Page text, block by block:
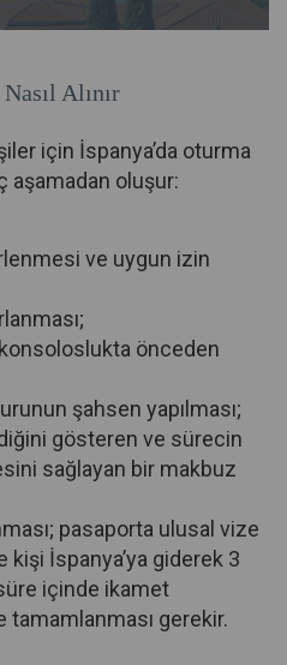
Alınır
için İspanya’da oturma
aşamadan oluşur:
ve uygun izin
önceden
şahsen yapılması;
gösteren ve sürecin
sağlayan bir makbuz
pasaporta ulusal vize
kişi İspanya’ya giderek 3
içinde ikamet
gerekir.